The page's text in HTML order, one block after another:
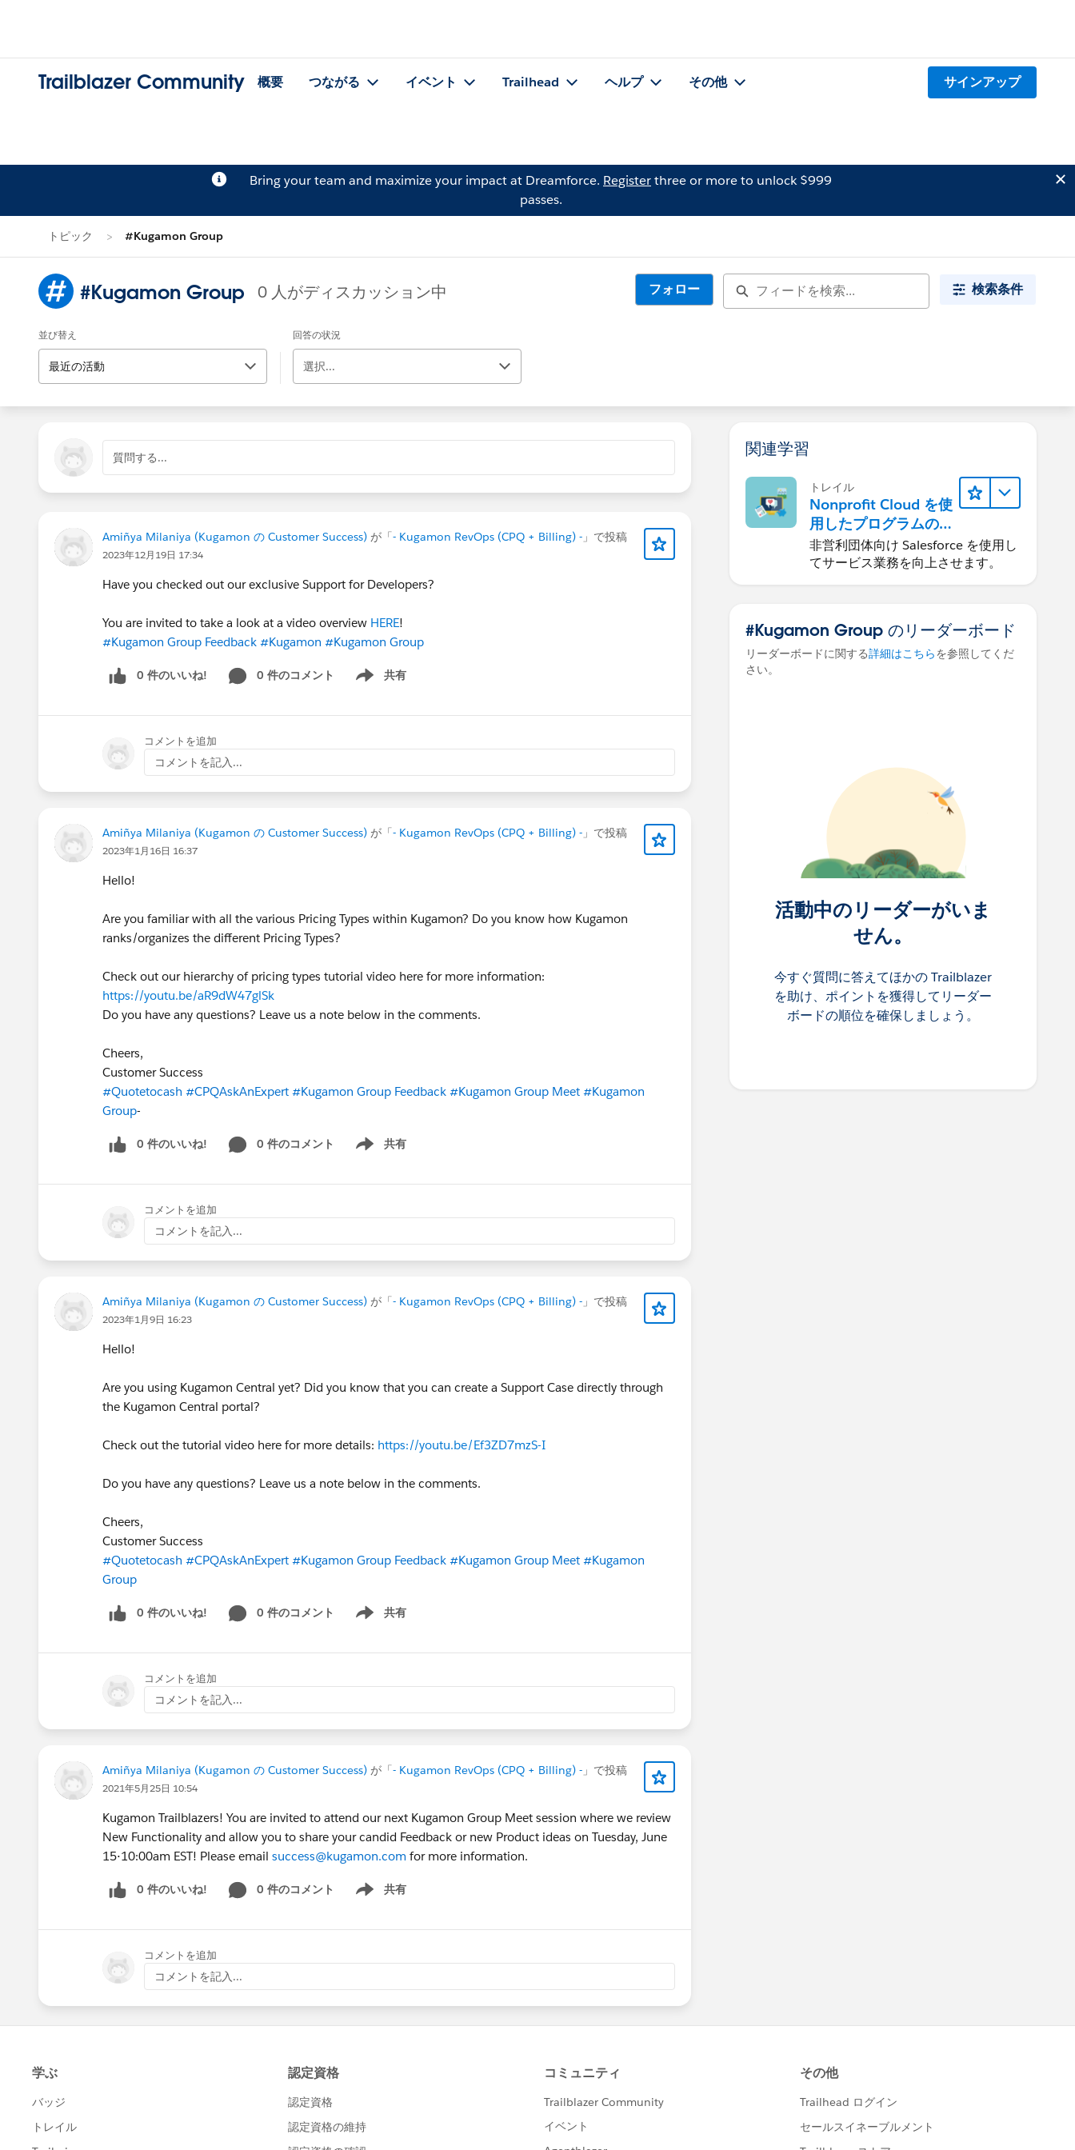
Trailblazer Community 概要 つながる イベント Trailhead ヘルプ その他 サインアップ
Bring your team and maximize your impact at Dreamforce. Registerthree or more to unlock $999
passes.
トピック #Kugamon Group
#Kugamon Group 0 人がディスカッション中 フォロー 検索条件
並び替え
最近の活動
回答の状況
選択...
質問する...
Amiñya Milaniya (Kugamon の Customer Success) が「- Kugamon RevOps (CPQ + Billing) - 」で投稿
2023年12月19日 17:34
Have you checked out our exclusive Support for Developers?
You are invited to take a look at a video overview HERE!
#Kugamon Group Feedback #Kugamon #Kugamon Group
0 件のいいね! 0 件のコメント 共有
Show menu
コメントを追加
コメントを記入...
Amiñya Milaniya (Kugamon の Customer Success) が「- Kugamon RevOps (CPQ + Billing) - 」で投稿
2023年1月16日 16:37
Hello!
Are you familiar with all the various Pricing Types within Kugamon? Do you know how Kugamon
ranks/organizes the different Pricing Types?
Check out our hierarchy of pricing types tutorial video here for more information:
https://youtu.be/aR9dW47glSk
Do you have any questions? Leave us a note below in the comments.
Cheers,
Customer Success
#Quotetocash #CPQAskAnExpert #Kugamon Group Feedback #Kugamon Group Meet #Kugamon
Group-
0 件のいいね! 0 件のコメント 共有
Show menu
コメントを追加
コメントを記入...
Amiñya Milaniya (Kugamon の Customer Success) が「- Kugamon RevOps (CPQ + Billing) - 」で投稿
2023年1月9日 16:23
Hello!
Are you using Kugamon Central yet? Did you know that you can create a Support Case directly through
the Kugamon Central portal?
Check out the tutorial video here for more details: https://youtu.be/Ef3ZD7mzS-I
Do you have any questions? Leave us a note below in the comments.
Cheers,
Customer Success
#Quotetocash #CPQAskAnExpert #Kugamon Group Feedback #Kugamon Group Meet #Kugamon
Group
0 件のいいね! 0 件のコメント 共有
Show menu
コメントを追加
コメントを記入...
Amiñya Milaniya (Kugamon の Customer Success) が「- Kugamon RevOps (CPQ + Billing) - 」で投稿
2021年5月25日 10:54
Kugamon Trailblazers! You are invited to attend our next Kugamon Group Meet session where we review
New Functionality and allow you to share your candid Feedback or new Product ideas on Tuesday, June
15⋅10:00am EST! Please email success@kugamon.com for more information.
0 件のいいね! 0 件のコメント 共有
Show menu
コメントを追加
コメントを記入...
関連学習
トレイル
Nonprofit Cloud を使
用したプログラムの
管理
非営利団体向け Salesforce を使用し
てサービス業務を向上させます。
#Kugamon Group のリーダーボード
リーダーボードに関する詳細はこちらを参照してくだ
さい。
活動中のリーダーがいま
せん。
今すぐ質問に答えてほかの Trailblazer
を助け、ポイントを獲得してリーダー
ボードの順位を確保しましょう。